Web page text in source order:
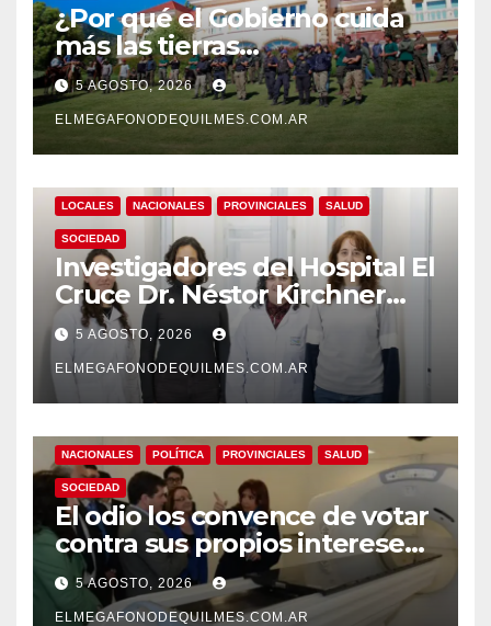
¿Por qué el Gobierno cuida
más las tierras
extranjerizadas que el
patrimonio de todos los
argentinos?
5 AGOSTO, 2026
ELMEGAFONODEQUILMES.COM.AR
LOCALES NACIONALES PROVINCIALES SALUD
SOCIEDAD
Investigadores del Hospital El
Cruce Dr. Néstor Kirchner
desarrollan un estudio
pionero sobre el
envejecimiento cerebral y las
demencias
5 AGOSTO, 2026
ELMEGAFONODEQUILMES.COM.AR
NACIONALES POLÍTICA PROVINCIALES SALUD
SOCIEDAD
El odio los convence de votar
contra sus propios intereses.
Una Sociedad atrapada en la
grieta
5 AGOSTO, 2026
ELMEGAFONODEQUILMES.COM.AR